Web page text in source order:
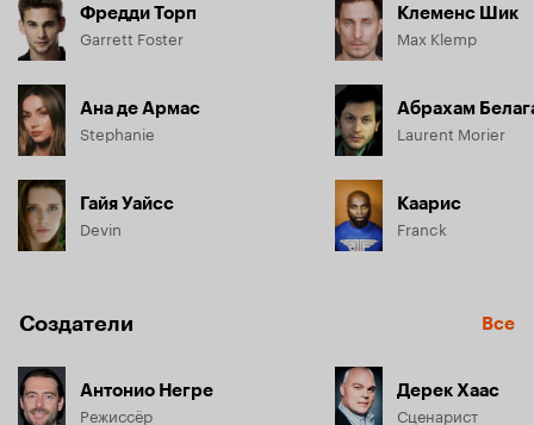
Фредди Торп
Garrett Foster
Ана де Армас
Stephanie
Гайя Уайсс
Devin
Клеменс Шик
Max Klemp
Абрахам
Laurent Morier
Каарис
Franck
Создатели Все
Антонио Негре
Режиссёр
Дерек Хаас
Сценарист